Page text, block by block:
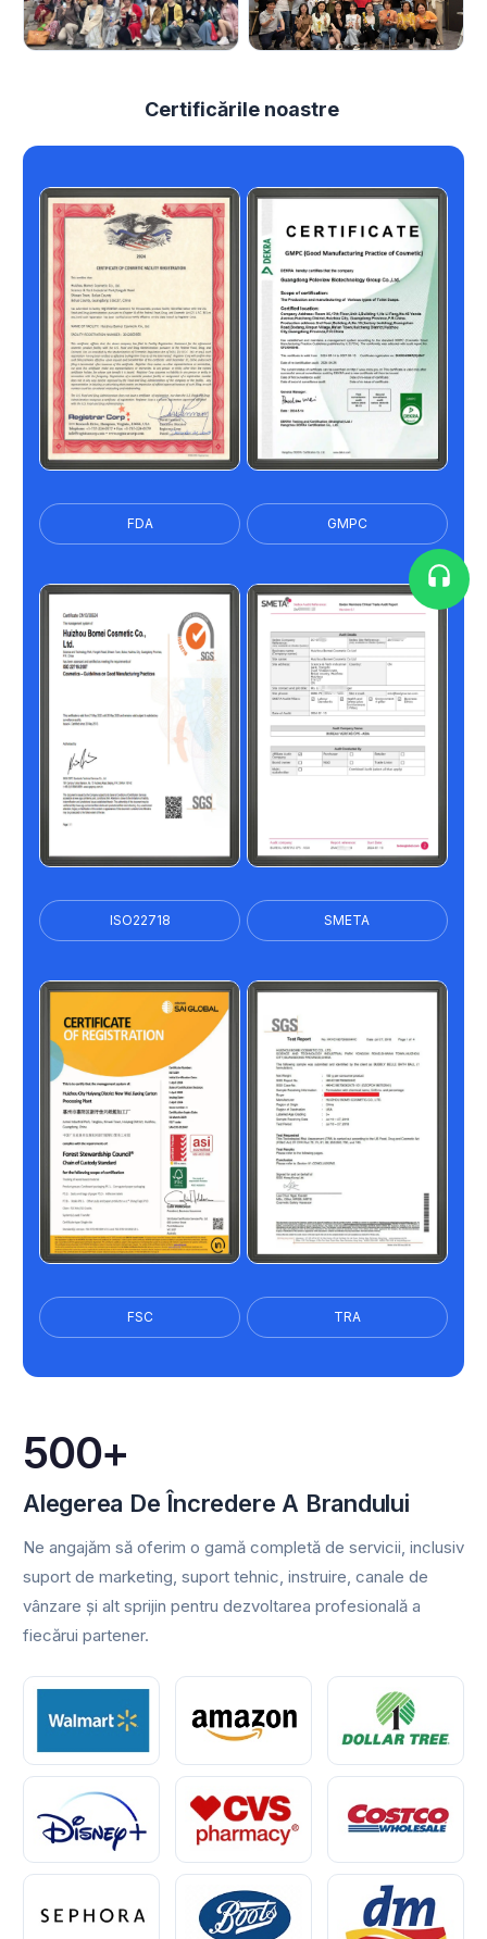
Certificările noastre
FDA GMPC
ISO22718 SMETA
FSC TRA
500+
Alegerea De Încredere A Brandului
Ne angajăm să oferim o gamă completă de servicii, inclusiv
suport de marketing, suport tehnic, instruire, canale de
vânzare și alt sprijin pentru dezvoltarea profesională a
fiecărui partener.